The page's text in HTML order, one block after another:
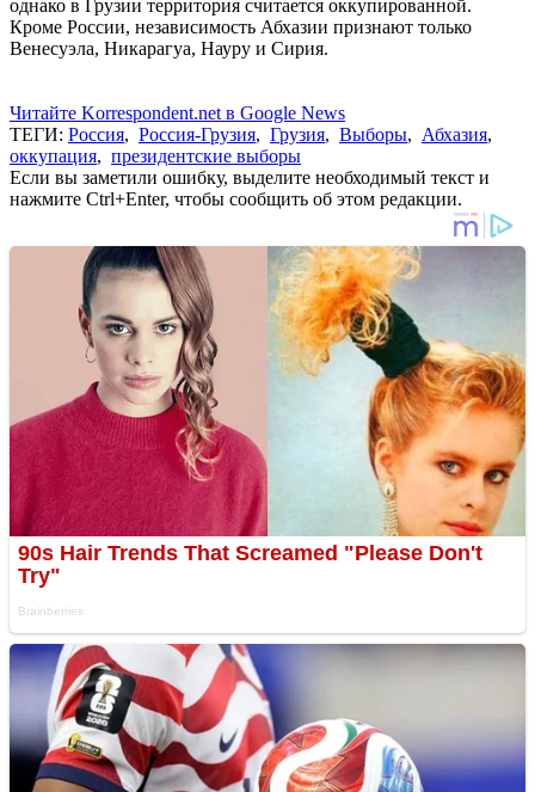
однако в Грузии территория считается оккупированной.
Кроме России, независимость Абхазии признают только
Венесуэла, Никарагуа, Науру и Сирия.
Читайте Korrespondent.net в Google News
ТЕГИ: Россия, Россия-Грузия, Грузия, Выборы, Абхазия,
оккупация, президентские выборы
Если вы заметили ошибку, выделите необходимый текст и
нажмите Ctrl+Enter, чтобы сообщить об этом редакции.